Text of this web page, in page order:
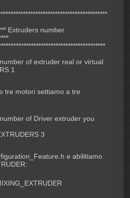
Extruders number
of extruder real or virtual
1
tre motori settiamo a tre
of Driver extruder you
3
e abilitiamo